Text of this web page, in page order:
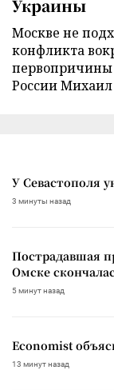
Украины
Москве не
конфликта
России Михаил
У Севастополя
3 минуты назад
Пострадавшая
Омске
5 минут назад
Economist
13 минут назад